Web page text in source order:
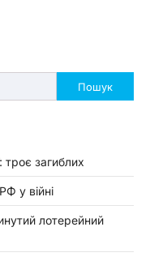
Пошук
троє загиблих
у війні
лотерейний